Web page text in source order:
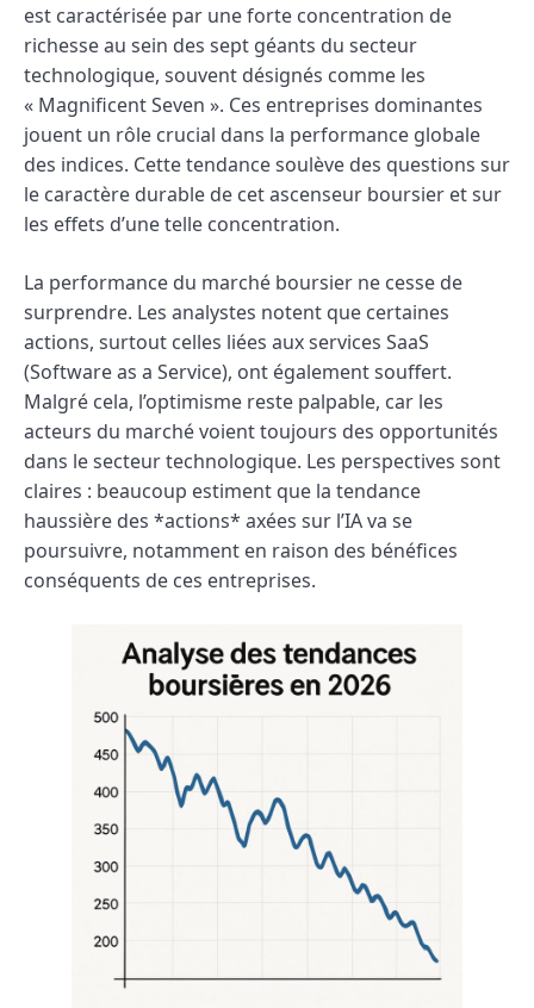
est caractérisée par une forte concentration de
richesse au sein des sept géants du secteur
technologique, souvent désignés comme les
« Magnificent Seven ». Ces entreprises dominantes
jouent un rôle crucial dans la performance globale
des indices. Cette tendance soulève des questions sur
le caractère durable de cet ascenseur boursier et sur
les effets d’une telle concentration.
La performance du marché boursier ne cesse de
surprendre. Les analystes notent que certaines
actions, surtout celles liées aux services SaaS
(Software as a Service), ont également souffert.
Malgré cela, l’optimisme reste palpable, car les
acteurs du marché voient toujours des opportunités
dans le secteur technologique. Les perspectives sont
claires : beaucoup estiment que la tendance
haussière des *actions* axées sur l’IA va se
poursuivre, notamment en raison des bénéfices
conséquents de ces entreprises.